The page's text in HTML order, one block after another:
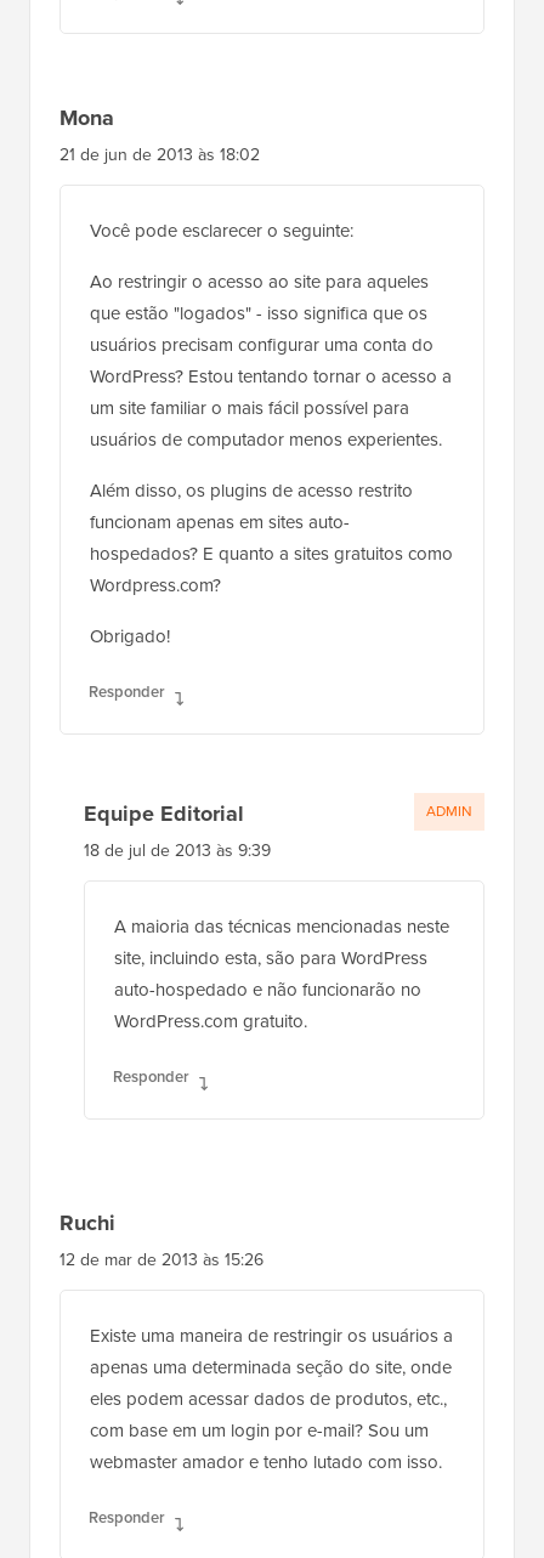
Mona
21 de jun de 2013 às 18:02
Você pode esclarecer o seguinte:
Ao restringir o acesso ao site para aqueles
que estão "logados" - isso significa que os
usuários precisam configurar uma conta do
WordPress? Estou tentando tornar o acesso a
um site familiar o mais fácil possível para
usuários de computador menos experientes.
Além disso, os plugins de acesso restrito
funcionam apenas em sites auto-
hospedados? E quanto a sites gratuitos como
Wordpress.com?
Obrigado!
Responder
Equipe Editorial
18 de jul de 2013 às 9:39
A maioria das técnicas mencionadas neste
site, incluindo esta, são para WordPress
auto-hospedado e não funcionarão no
WordPress.com gratuito.
Responder
ADMIN
Ruchi
12 de mar de 2013 às 15:26
Existe uma maneira de restringir os usuários a
apenas uma determinada seção do site, onde
eles podem acessar dados de produtos, etc.,
com base em um login por e-mail? Sou um
webmaster amador e tenho lutado com isso.
Responder